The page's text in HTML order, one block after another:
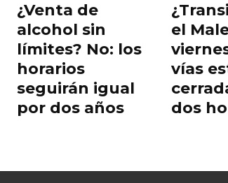
¿Venta de
alcohol sin
límites? No: los
horarios
seguirán igual
por dos años
el
vías
dos